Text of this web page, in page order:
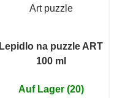
Art puzzle
Lepidlo na puzzle ART
100 ml
Auf Lager (20)